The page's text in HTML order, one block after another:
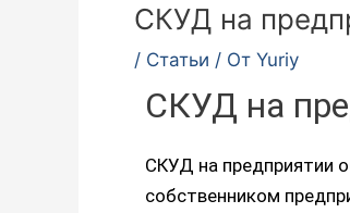
СКУД на
/ Статьи / От Yuriy
СКУД на
СКУД на предприятии
собственником